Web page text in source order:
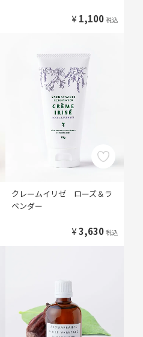
¥ 1,100 税込
クレームイリゼ ローズ＆ラ
ベンダー
¥3,630 税込